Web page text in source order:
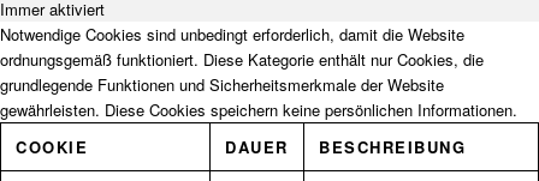
Immer aktiviert
Notwendige Cookies sind unbedingt erforderlich, damit die Website
ordnungsgemäß funktioniert. Diese Kategorie enthält nur Cookies, die
grundlegende Funktionen und Sicherheitsmerkmale der Website
gewährleisten. Diese Cookies speichern keine persönlichen Informationen.
COOKIE
DAUER BESCHREIBUNG